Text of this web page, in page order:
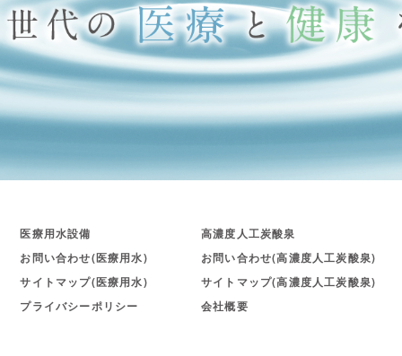
医療用水設備
高濃度人工炭酸泉
お問い合わせ(医療用水)
お問い合わせ(高濃度人工炭酸泉)
サイトマップ(医療用水)
サイトマップ(高濃度人工炭酸泉)
プライバシーポリシー
会社概要